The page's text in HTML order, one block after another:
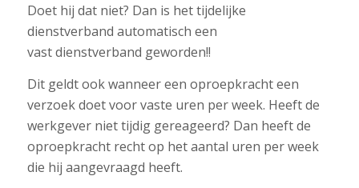
Doet hij dat niet? Dan is het tijdelijke
dienstverband automatisch een
vast dienstverband geworden!!
Dit geldt ook wanneer een oproepkracht een
verzoek doet voor vaste uren per week. Heeft de
werkgever niet tijdig gereageerd? Dan heeft de
oproepkracht recht op het aantal uren per week
die hij aangevraagd heeft.